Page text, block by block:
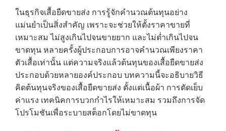
ในธุรกิจเสื้อยืดขายส่ง การรู้จักคำนวณต้นทุนอย่าง
แม่นยำเป็นสิ่งสำคัญ เพราะจะช่วยให้ตั้งราคาขายที่
เหมาะสม ไม่สูงเกินไปจนขายยาก และไม่ต่ำเกินไปจน
ขาดทุน หลายครั้งผู้ประกอบการอาจคำนวณเพียงราคา
ตัวเสื้อเท่านั้น แต่ความจริงแล้วต้นทุนของเสื้อยืดขายส่ง
ประกอบด้วยหลายองค์ประกอบ บทความนี้จะอธิบายวิธี
คิดต้นทุนจริงของเสื้อยืดขายส่ง ตั้งแต่เนื้อผ้า การตัดเย็บ
ค่าแรง เทคนิคการบวกกำไรให้เหมาะสม รวมถึงการจัด
โปรโมชันเพื่อระบายสต็อกโดยไม่ขาดทุน